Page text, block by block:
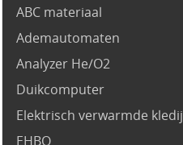
ABC materiaal
Ademautomaten
Analyzer He/O2
Duikcomputer
Elektrisch verwarmde kledij
EHBO